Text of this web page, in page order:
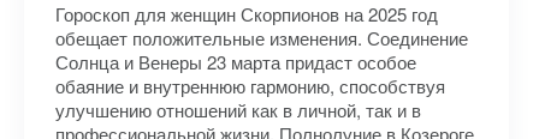
Гороскоп для женщин Скорпионов на 2025 год
обещает положительные изменения. Соединение
Солнца и Венеры 23 марта придаст особое
обаяние и внутреннюю гармонию, способствуя
улучшению отношений как в личной, так и в
профессиональной жизни. Полнолуние в Козероге